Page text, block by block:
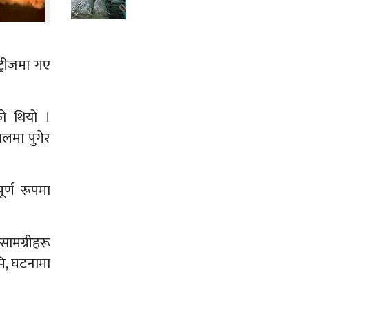
गए
थियो ।
पुगेर
रूपमा
घटनामा